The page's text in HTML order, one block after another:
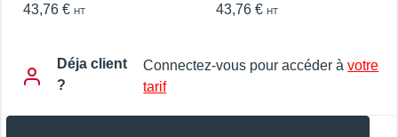
43,76 € HT 43,76 € HT
Déja client
?
Connectez-vous pour accéder àvotre
tarif